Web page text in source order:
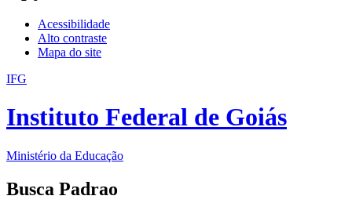
Acessibilidade
Alto contraste
Mapa do site
IFG
Instituto Federal de Goiás
Ministério da Educação
Busca Padrao